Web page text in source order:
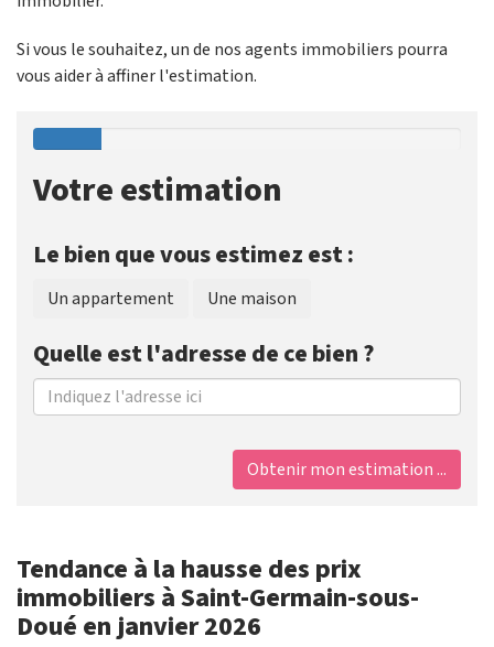
Si vous le souhaitez, un de nos agents immobiliers pourra
vous aider à affiner l'estimation.
Votre estimation
Le bien que vous estimez est :
Un appartement Une maison
Quelle est l'adresse de ce bien ?
Obtenir mon estimation ...
Tendance à la hausse des prix
immobiliers à Saint-Germain-sous-
Doué en janvier 2026